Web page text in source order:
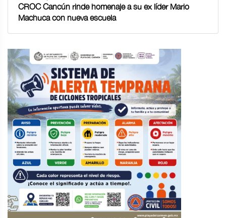
CROC Cancún rinde homenaje a su ex líder Mario
Machuca con nueva escuela